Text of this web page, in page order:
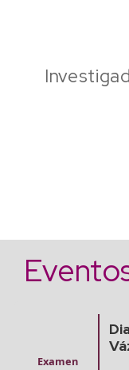
Seminario
Matemátic